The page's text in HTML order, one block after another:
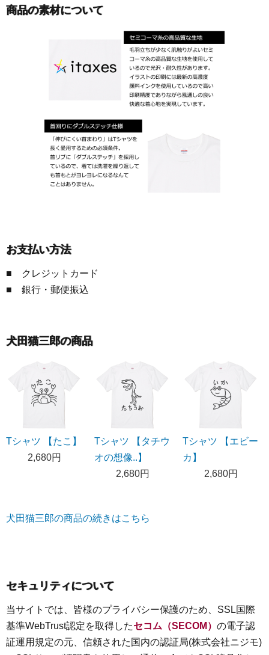
商品の素材について
お支払い方法
■ クレジットカード
■ 銀行・郵便振込
犬田猫三郎の商品
Tシャツ 【たこ】
2,680円
Tシャツ 【タチウ
オの想像..】
2,680円
Tシャツ 【エビー
カ】
2,680円
犬田猫三郎の商品の続きはこちら
セキュリティについて
当サイトでは、皆様のプライバシー保護のため、SSL国際
基準WebTrust認定を取得したセコム（SECOM） の電子認
証運用規定の元、信頼された国内の認証局(株式会社ニジモ)